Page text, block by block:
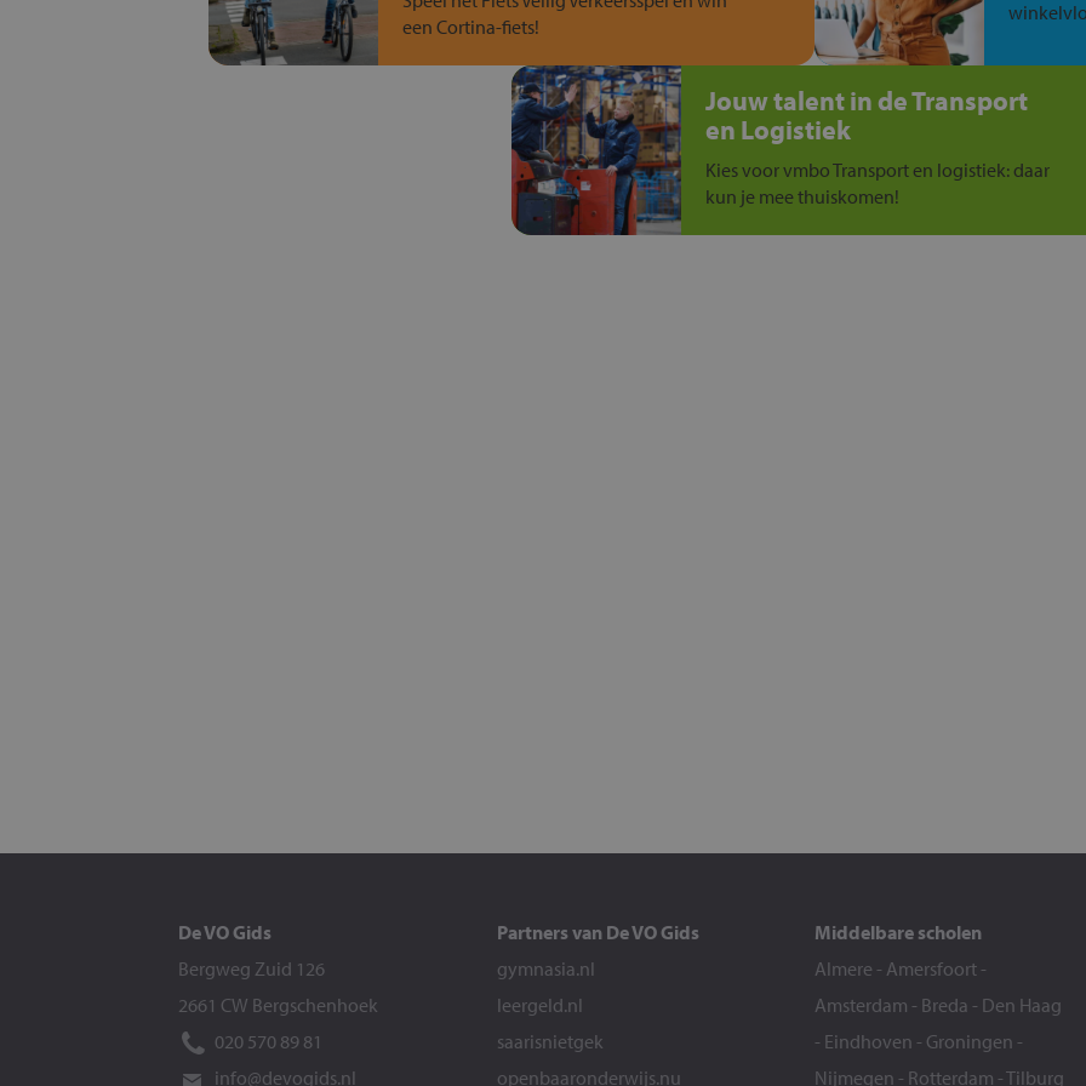
een Cortina-fiets!
Jouw talent in de Transport
en Logistiek
Kies voor vmbo Transport en logistiek: daar
kun je mee thuiskomen!
De VO Gids
Bergweg Zuid 126
2661 CW Bergschenhoek
020 570 89 81
info@devogids.nl
Partners van De VO Gids
gymnasia.nl
leergeld.nl
saarisnietgek
openbaaronderwijs.nu
Middelbare scholen
Almere - Amersfoort -
Amsterdam - Breda - Den Haag
- Eindhoven - Groningen -
Nijmegen - Rotterdam -Tilburg